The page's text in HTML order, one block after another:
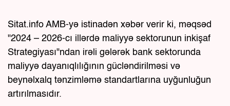
Sitat.info AMB-yə istinadən xəbər verir ki, məqsəd
"2024 – 2026-cı illərdə maliyyə sektorunun inkişaf
Strategiyası"ndan irəli gələrək bank sektorunda
maliyyə dayanıqlılığının gücləndirilməsi və
beynəlxalq tənzimləmə standartlarına uyğunluğun
artırılmasıdır.